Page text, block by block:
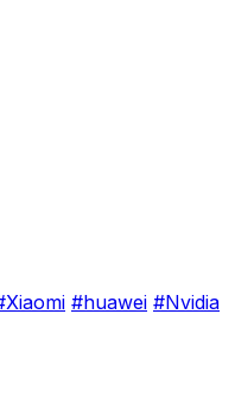
#huawei #Nvidia